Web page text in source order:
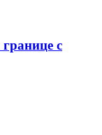
с